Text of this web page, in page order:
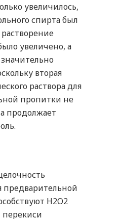
увеличилось,
спирта был
увеличено, а
вторая
раствора для
пропитки не
продолжает
предварительной
H2O2
перекиси